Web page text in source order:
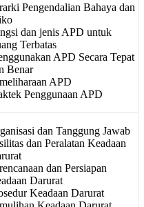
Pengendalian Bahaya dan
dan jenis APD untuk
Terbatas
APD Secara Tepat
Benar
APD
Penggunaan APD
dan Tanggung Jawab
dan Peralatan Keadaan
dan Persiapan
Darurat
Keadaan Darurat